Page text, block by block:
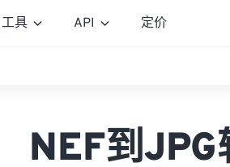
工具 API 定价
NEF到